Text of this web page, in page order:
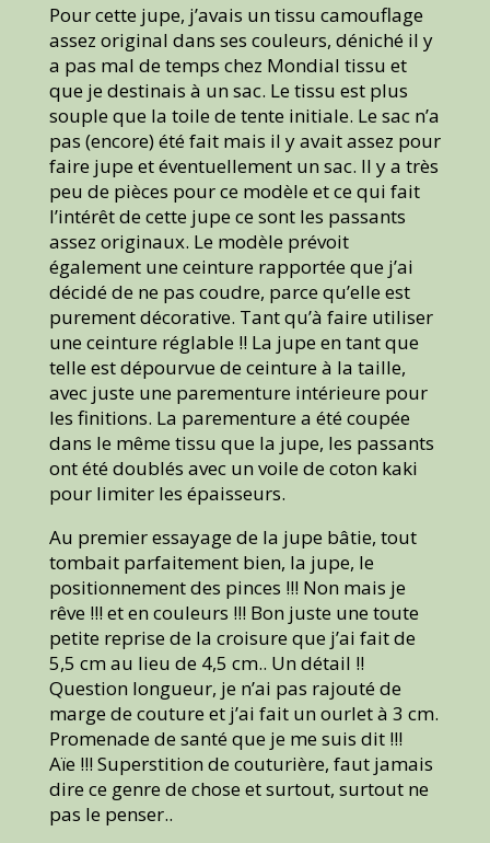
Pour cette jupe, j’avais un tissu camouflage
assez original dans ses couleurs, déniché il y
a pas mal de temps chez Mondial tissu et
que je destinais à un sac. Le tissu est plus
souple que la toile de tente initiale. Le sac n’a
pas (encore) été fait mais il y avait assez pour
faire jupe et éventuellement un sac. Il y a très
peu de pièces pour ce modèle et ce qui fait
l’intérêt de cette jupe ce sont les passants
assez originaux. Le modèle prévoit
également une ceinture rapportée que j’ai
décidé de ne pas coudre, parce qu’elle est
purement décorative. Tant qu’à faire utiliser
une ceinture réglable !! La jupe en tant que
telle est dépourvue de ceinture à la taille,
avec juste une parementure intérieure pour
les finitions. La parementure a été coupée
dans le même tissu que la jupe, les passants
ont été doublés avec un voile de coton kaki
pour limiter les épaisseurs.
Au premier essayage de la jupe bâtie, tout
tombait parfaitement bien, la jupe, le
positionnement des pinces !!! Non mais je
rêve !!! et en couleurs !!! Bon juste une toute
petite reprise de la croisure que j’ai fait de
5,5 cm au lieu de 4,5 cm.. Un détail !!
Question longueur, je n’ai pas rajouté de
marge de couture et j’ai fait un ourlet à 3 cm.
Promenade de santé que je me suis dit !!!
Aïe !!! Superstition de couturière, faut jamais
dire ce genre de chose et surtout, surtout ne
pas le penser..